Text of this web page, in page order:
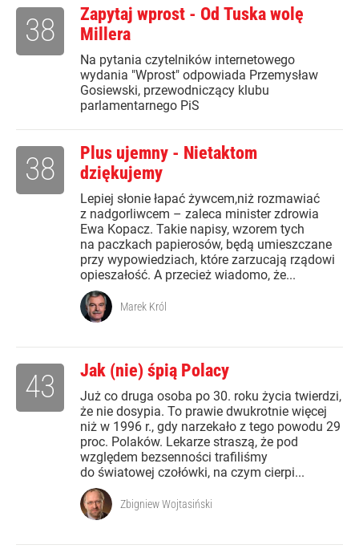
Zapytaj wprost - Od Tuska wolę
Millera
Na pytania czytelników internetowego
wydania "Wprost" odpowiada Przemysław
Gosiewski, przewodniczący klubu
parlamentarnego PiS
38
Plus ujemny - Nietaktom
dziękujemy
Lepiej słonie łapać żywcem,niż rozmawiać
z nadgorliwcem – zaleca minister zdrowia
Ewa Kopacz. Takie napisy, wzorem tych
na paczkach papierosów, będą umieszczane
przy wypowiedziach, które zarzucają rządowi
opieszałość. A przecież wiadomo, że...
38
Marek Król
Jak (nie) śpią Polacy
Już co druga osoba po 30. roku życia twierdzi,
że nie dosypia. To prawie dwukrotnie więcej
niż w 1996 r., gdy narzekało z tego powodu 29
proc. Polaków. Lekarze straszą, że pod
względem bezsenności trafiliśmy
do światowej czołówki, na czym cierpi...
43
Zbigniew Wojtasiński